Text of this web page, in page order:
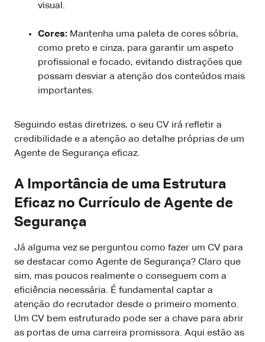
visual.
Cores: Mantenha uma paleta de cores sóbria,
como preto e cinza, para garantir um aspeto
profissional e focado, evitando distrações que
possam desviar a atenção dos conteúdos mais
importantes.
Seguindo estas diretrizes, o seu CV irá refletir a
credibilidade e a atenção ao detalhe próprias de um
Agente de Segurança eficaz.
A Importância de uma Estrutura
Eficaz no Currículo de Agente de
Segurança
Já alguma vez se perguntou como fazer um CV para
se destacar como Agente de Segurança? Claro que
sim, mas poucos realmente o conseguem com a
eficiência necessária. É fundamental captar a
atenção do recrutador desde o primeiro momento.
Um CV bem estruturado pode ser a chave para abrir
as portas de uma carreira promissora. Aqui estão as